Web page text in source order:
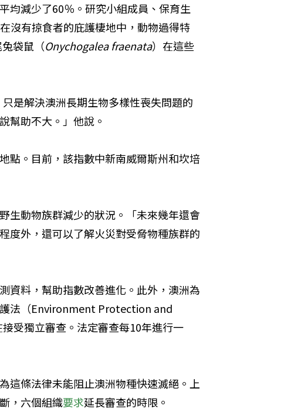
均減少了60％。研究小組成員、保育生
沒有掠食者的庇護棲地中，動物過得特
袋鼠（Onychogalea fraenata）在這些
是解決澳洲長期生物多樣性喪失問題的
幫助不大。」他說。
點。目前，該指數中新南威爾斯州和坎培
生動物族群減少的狀況。「未來幾年還會
度外，還可以了解火災對受脅物種族群的
資料，幫助指數改善進化。此外，澳洲為
法（Environment Protection and
受獨立審查。法定審查每10年進行一
這條法律未能阻止澳洲物種快速滅絕。上
，六個組織要求延長審查的時限。